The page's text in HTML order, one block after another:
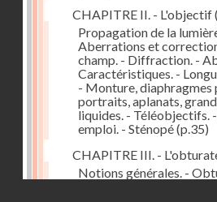
CHAPITRE II. - L'objectif
Propagation de la
Aberrations et
champ. - Diffraction. -
Caractéristiques. -
- Monture, diaphragmes
portraits, aplanats,
liquides. - Téléobjectifs.
emploi. - Sténopé(p.35)
CHAPITRE III. -
Notions générales. -